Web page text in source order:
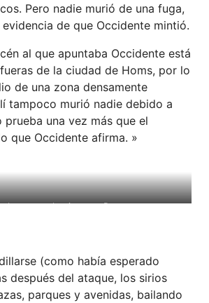
Pero nadie murió de una fuga,
de que Occidente mintió.
al que apuntaba Occidente está
de la ciudad de Homs, por lo
de una zona densamente
tampoco murió nadie debido a
una vez más que el
que Occidente afirma. »
palestinos en Damasco
(como había esperado
después del ataque, los sirios
parques y avenidas, bailando